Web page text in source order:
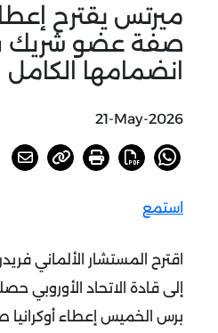
ميرتس يقترح
صفة عضو شريك
انضمامها الكامل
21-May-2026
استمع
اقترح المستشار الألماني
إلى قادة الاتحاد الأوروبي
برس الخميس إعطاء